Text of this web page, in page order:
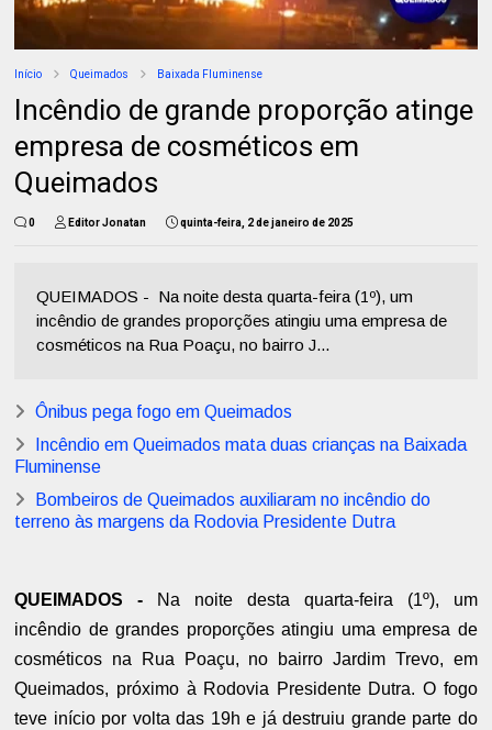
Início Queimados Baixada Fluminense
Incêndio de grande proporção atinge
empresa de cosméticos em
Queimados
0 Editor Jonatan quinta-feira, 2 de janeiro de 2025
QUEIMADOS - Na noite desta quarta-feira (1º), um
incêndio de grandes proporções atingiu uma empresa de
cosméticos na Rua Poaçu, no bairro J...
Ônibus pega fogo em Queimados
Incêndio em Queimados mata duas crianças na Baixada
Fluminense
Bombeiros de Queimados auxiliaram no incêndio do
terreno às margens da Rodovia Presidente Dutra
QUEIMADOS -
Na noite desta quarta-feira (1º), um
incêndio de grandes proporções atingiu uma empresa de
cosméticos na Rua Poaçu, no bairro Jardim Trevo, em
Queimados, próximo à Rodovia Presidente Dutra. O fogo
teve início por volta das 19h e já destruiu grande parte do